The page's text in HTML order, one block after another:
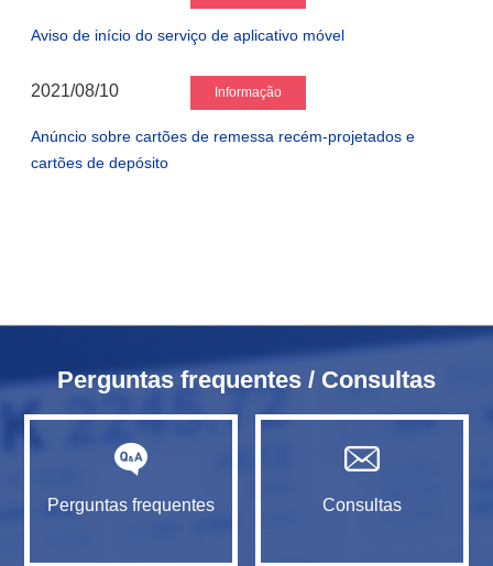
Aviso de início do serviço de aplicativo móvel
2021/08/10 Informação
Anúncio sobre cartões de remessa recém-projetados e
cartões de depósito
Perguntas frequentes / Consultas
Perguntas frequentes Consultas